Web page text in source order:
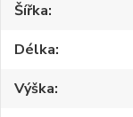
Šířka
Délka
Výška